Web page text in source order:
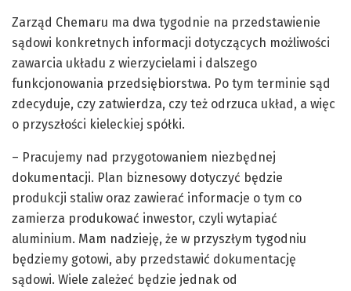
Zarząd Chemaru ma dwa tygodnie na przedstawienie
sądowi konkretnych informacji dotyczących możliwości
zawarcia układu z wierzycielami i dalszego
funkcjonowania przedsiębiorstwa. Po tym terminie sąd
zdecyduje, czy zatwierdza, czy też odrzuca układ, a więc
o przyszłości kieleckiej spółki.
– Pracujemy nad przygotowaniem niezbędnej
dokumentacji. Plan biznesowy dotyczyć będzie
produkcji staliw oraz zawierać informacje o tym co
zamierza produkować inwestor, czyli wytapiać
aluminium. Mam nadzieję, że w przyszłym tygodniu
będziemy gotowi, aby przedstawić dokumentację
sądowi. Wiele zależeć będzie jednak od